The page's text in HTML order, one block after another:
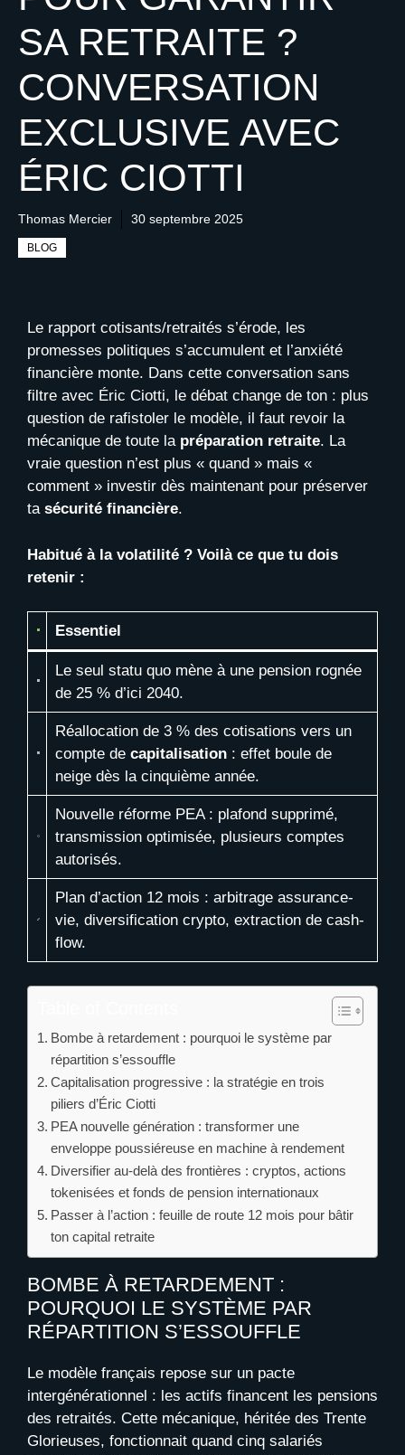
SA RETRAITE ?
CONVERSATION
EXCLUSIVE AVEC
ÉRIC CIOTTI
Thomas Mercier 30 septembre 2025
BLOG
Le rapport cotisants/retraités s’érode, les
promesses politiques s’accumulent et l’anxiété
financière monte. Dans cette conversation sans
filtre avec Éric Ciotti, le débat change de ton : plus
question de rafistoler le modèle, il faut revoir la
mécanique de toute la préparation retraite. La
vraie question n’est plus « quand » mais «
comment » investir dès maintenant pour préserver
ta sécurité financière.
Habitué à la volatilité ? Voilà ce que tu dois
retenir :
Essentiel
Le seul statu quo mène à une pension rognée
de 25 % d’ici 2040.
Réallocation de 3 % des cotisations vers un
compte de capitalisation: effet boule de
neige dès la cinquième année.
Nouvelle réforme PEA : plafond supprimé,
transmission optimisée, plusieurs comptes
autorisés.
Plan d’action 12 mois : arbitrage assurance-
vie, diversification crypto, extraction de cash-
flow.
Bombe à retardement : pourquoi le système par
répartition s’essouffle
Capitalisation progressive : la stratégie en trois
piliers d’Éric Ciotti
PEA nouvelle génération : transformer une
enveloppe poussiéreuse en machine à rendement
Diversifier au-delà des frontières : cryptos, actions
tokenisées et fonds de pension internationaux
Passer à l’action : feuille de route 12 mois pour bâtir
ton capital retraite
BOMBE À RETARDEMENT :
POURQUOI LE SYSTÈME PAR
RÉPARTITION S’ESSOUFFLE
Le modèle français repose sur un pacte
intergénérationnel : les actifs financent les pensions
des retraités. Cette mécanique, héritée des Trente
Glorieuses, fonctionnait quand cinq salariés